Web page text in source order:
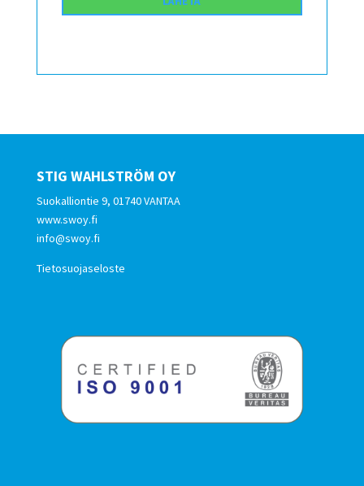
STIG WAHLSTRÖM OY
Suokalliontie 9, 01740 VANTAA
www.swoy.fi
info@swoy.fi
Tietosuojaseloste